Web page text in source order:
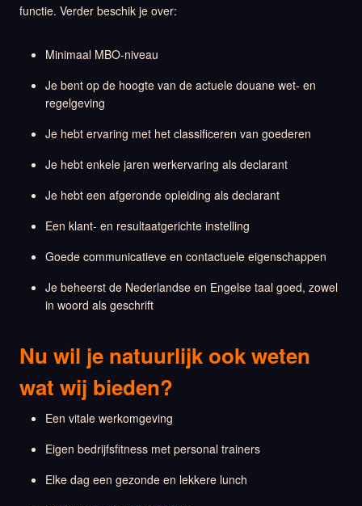
functie. Verder beschik je over:
Minimaal MBO-niveau
Je bent op de hoogte van de actuele douane wet- en
regelgeving
Je hebt ervaring met het classificeren van goederen
Je hebt enkele jaren werkervaring als declarant
Je hebt een afgeronde opleiding als declarant
Een klant- en resultaatgerichte instelling
Goede communicatieve en contactuele eigenschappen
Je beheerst de Nederlandse en Engelse taal goed, zowel
in woord als geschrift
Nu wil je natuurlijk ook weten
wat wij bieden?
Een vitale werkomgeving
Eigen bedrijfsfitness met personal trainers
Elke dag een gezonde en lekkere lunch